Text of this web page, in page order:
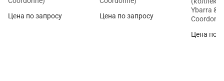
Цена по запросу
Цена по запросу
Ybarra &
Цена по